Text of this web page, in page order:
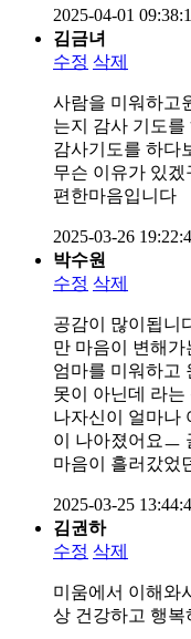
2025-04-01
김금녀
수정 삭제
사람을 미워하고
는지 감사 기도를
감사기도를 하다
무슨 이유가 있
편한마음입니다
2025-03-26
박수원
수정 삭제
공감이 많이됩니
만 마음이 변해
엄마를 미워하고
못이 아닌데 라는
나자신이 얼마나
이 나아졌어요ㅡ
마음이 흘러갔었
2025-03-25
김권하
수정 삭제
미움에서 이해와
상 건강하고 행